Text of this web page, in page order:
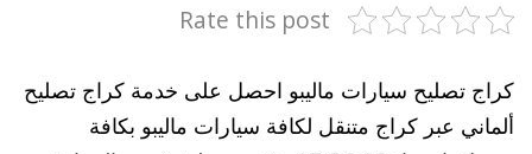
Rate this post
كراج تصليح سيارات ماليبو احصل على خدمة كراج تصليح
ألماني عبر كراج متنقل لكافة سيارات ماليبو بكافة